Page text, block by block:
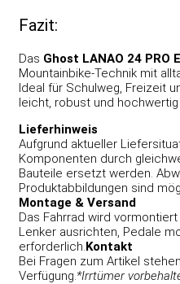
Fazit:
Das Ghost LANAO 24 PRO
Mountainbike-Technik mit
Ideal für Schulweg, Freizeit
leicht, robust und
Lieferhinweis
Aufgrund aktueller
Komponenten durch
Bauteile ersetzt werden.
Produktabbildungen sind
Montage & Versand
Das Fahrrad wird
Lenker ausrichten, Pedale
erforderlich. Kontakt
Bei Fragen zum Artikel
Verfügung. *Irrtümer